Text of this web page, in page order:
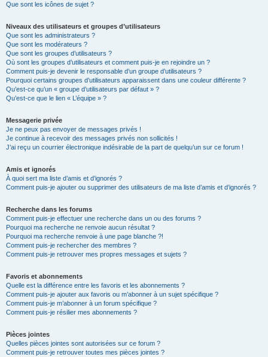
Que sont les icônes de sujet ?
Niveaux des utilisateurs et groupes d’utilisateurs
Que sont les administrateurs ?
Que sont les modérateurs ?
Que sont les groupes d’utilisateurs ?
Où sont les groupes d’utilisateurs et comment puis-je en rejoindre un ?
Comment puis-je devenir le responsable d’un groupe d’utilisateurs ?
Pourquoi certains groupes d’utilisateurs apparaissent dans une couleur différente ?
Qu’est-ce qu’un « groupe d’utilisateurs par défaut » ?
Qu’est-ce que le lien « L’équipe » ?
Messagerie privée
Je ne peux pas envoyer de messages privés !
Je continue à recevoir des messages privés non sollicités !
J’ai reçu un courrier électronique indésirable de la part de quelqu’un sur ce forum !
Amis et ignorés
À quoi sert ma liste d’amis et d’ignorés ?
Comment puis-je ajouter ou supprimer des utilisateurs de ma liste d’amis et d’ignorés ?
Recherche dans les forums
Comment puis-je effectuer une recherche dans un ou des forums ?
Pourquoi ma recherche ne renvoie aucun résultat ?
Pourquoi ma recherche renvoie à une page blanche ?!
Comment puis-je rechercher des membres ?
Comment puis-je retrouver mes propres messages et sujets ?
Favoris et abonnements
Quelle est la différence entre les favoris et les abonnements ?
Comment puis-je ajouter aux favoris ou m’abonner à un sujet spécifique ?
Comment puis-je m’abonner à un forum spécifique ?
Comment puis-je résilier mes abonnements ?
Pièces jointes
Quelles pièces jointes sont autorisées sur ce forum ?
Comment puis-je retrouver toutes mes pièces jointes ?